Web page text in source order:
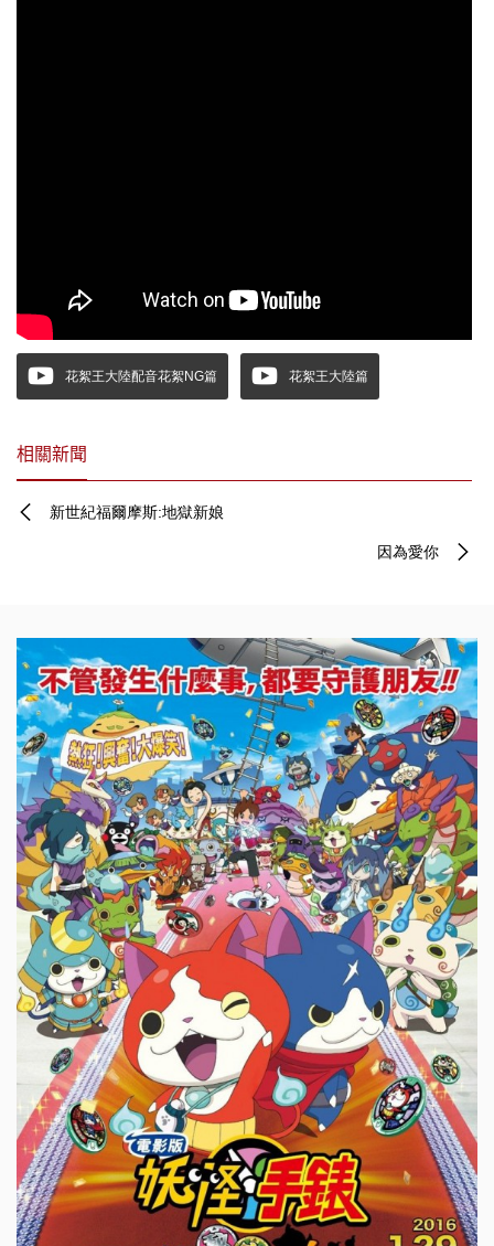
花絮王大陸配音花絮NG篇 花絮王大陸篇
相關新聞
新世紀福爾摩斯:地獄新娘
因為愛你